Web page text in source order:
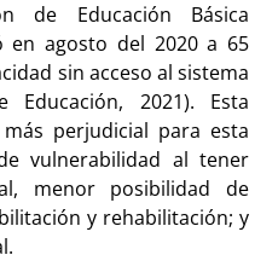
de Educación Básica
en agosto del 2020 a 65
sin acceso al sistema
Educación, 2021). Esta
perjudicial para esta
vulnerabilidad al tener
menor posibilidad de
y rehabilitación; y